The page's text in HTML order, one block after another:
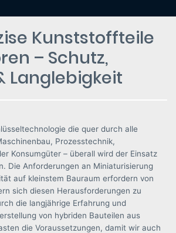
Kunststoffteile
– Schutz,
Langlebigkeit
die quer durch alle
Prozesstechnik,
Konsumgüter – überall wird der Einsatz
Die Anforderungen an Miniaturisierung
auf kleinstem Bauraum erfordern von
sich diesen Herausforderungen zu
die langjährige Erfahrung und
von hybriden Bauteilen aus
die Voraussetzungen, damit wir auch